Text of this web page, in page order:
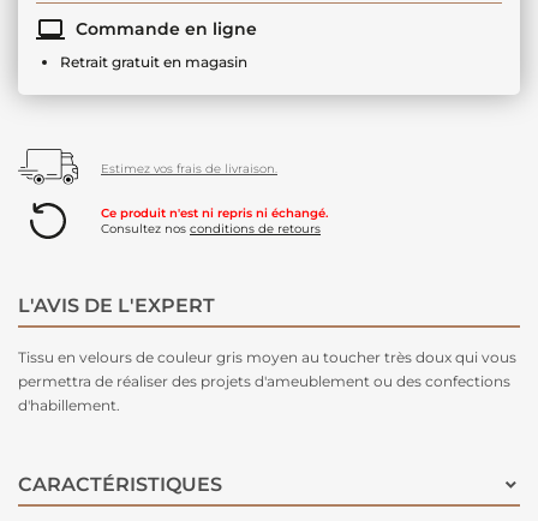
Commande en ligne
Retrait gratuit en magasin
Estimez vos frais de livraison.
Ce produit n'est ni repris ni échangé.
Consultez nos conditions de retours
L'AVIS DE L'EXPERT
Tissu en velours de couleur gris moyen au toucher très doux qui vous
permettra de réaliser des projets d'ameublement ou des confections
d'habillement.
CARACTÉRISTIQUES